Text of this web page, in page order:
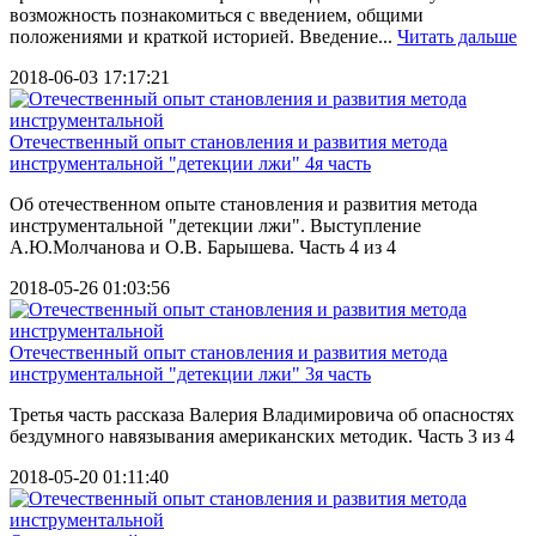
возможность познакомиться с введением, общими
положениями и краткой историей. Введение... Читать дальше
2018-06-03 17:17:21
Отечественный опыт становления и развития метода
инструментальной "детекции лжи" 4я часть
Об отечественном опыте становления и развития метода
инструментальной "детекции лжи". Выступление
А.Ю.Молчанова и О.В. Барышева. Часть 4 из 4
2018-05-26 01:03:56
Отечественный опыт становления и развития метода
инструментальной "детекции лжи" 3я часть
Третья часть рассказа Валерия Владимировича об опасностях
бездумного навязывания американских методик. Часть 3 из 4
2018-05-20 01:11:40